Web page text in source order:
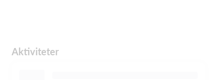
Aktiviteter